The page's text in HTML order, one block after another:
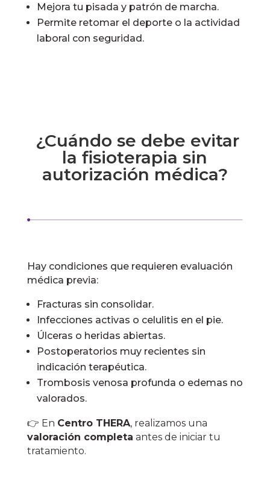
Mejora tu pisada y patrón de marcha.
Permite retomar el deporte o la actividad
laboral con seguridad.
¿Cuándo se debe evitar
la fisioterapia sin
autorización médica?
Hay condiciones que requieren evaluación
médica previa:
Fracturas sin consolidar.
Infecciones activas o celulitis en el pie.
Úlceras o heridas abiertas.
Postoperatorios muy recientes sin
indicación terapéutica.
Trombosis venosa profunda o edemas no
valorados.
👉 En Centro THERA, realizamos una
valoración completa antes de iniciar tu
tratamiento.